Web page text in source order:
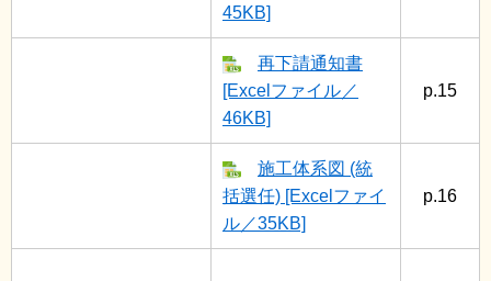
45KB]
再下請通知書
[Excelファイル／
46KB]
p.15
施工体系図 (統
括選任) [Excelファイ
ル／35KB]
p.16